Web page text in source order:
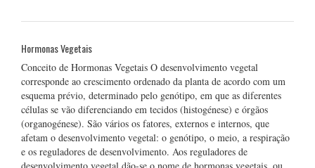
Hormonas Vegetais
Conceito de Hormonas Vegetais O desenvolvimento vegetal
corresponde ao crescimento ordenado da planta de acordo com um
esquema prévio, determinado pelo genótipo, em que as diferentes
células se vão diferenciando em tecidos (histogénese) e órgãos
(organogénese). São vários os fatores, externos e internos, que
afetam o desenvolvimento vegetal: o genótipo, o meio, a respiração
e os reguladores de desenvolvimento. Aos reguladores de